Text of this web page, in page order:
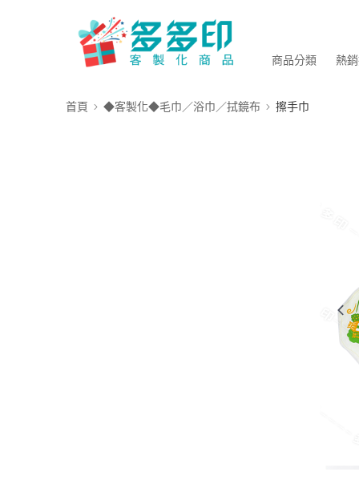
商品分類 熱
首頁 ◆客製化◆毛巾／浴巾／拭鏡布 擦手巾